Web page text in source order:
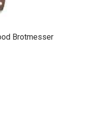
Brotmesser